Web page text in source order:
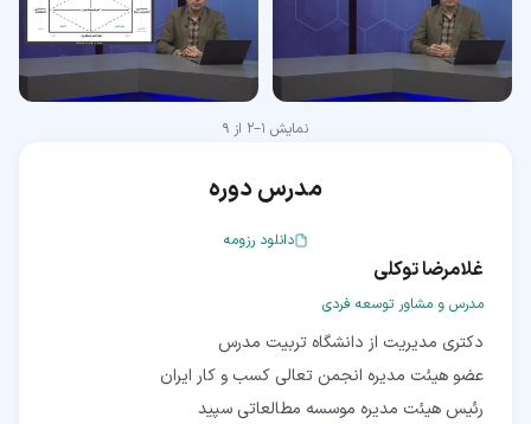
نمایش 1
–
2 از 9
مدرس دوره
دانلود رزومه
غلامرضا توکلی
مدرس و مشاور توسعه فردی